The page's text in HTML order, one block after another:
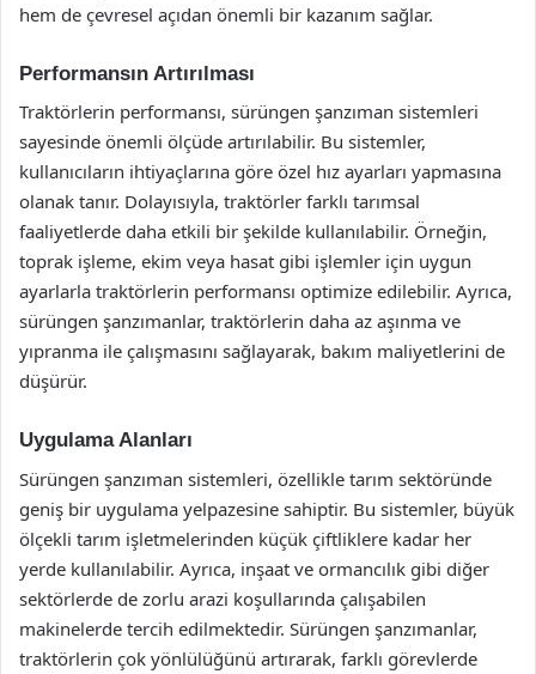
hem de çevresel açıdan önemli bir kazanım sağlar.
Performansın Artırılması
Traktörlerin performansı, sürüngen şanzıman sistemleri
sayesinde önemli ölçüde artırılabilir. Bu sistemler,
kullanıcıların ihtiyaçlarına göre özel hız ayarları yapmasına
olanak tanır. Dolayısıyla, traktörler farklı tarımsal
faaliyetlerde daha etkili bir şekilde kullanılabilir. Örneğin,
toprak işleme, ekim veya hasat gibi işlemler için uygun
ayarlarla traktörlerin performansı optimize edilebilir. Ayrıca,
sürüngen şanzımanlar, traktörlerin daha az aşınma ve
yıpranma ile çalışmasını sağlayarak, bakım maliyetlerini de
düşürür.
Uygulama Alanları
Sürüngen şanzıman sistemleri, özellikle tarım sektöründe
geniş bir uygulama yelpazesine sahiptir. Bu sistemler, büyük
ölçekli tarım işletmelerinden küçük çiftliklere kadar her
yerde kullanılabilir. Ayrıca, inşaat ve ormancılık gibi diğer
sektörlerde de zorlu arazi koşullarında çalışabilen
makinelerde tercih edilmektedir. Sürüngen şanzımanlar,
traktörlerin çok yönlülüğünü artırarak, farklı görevlerde